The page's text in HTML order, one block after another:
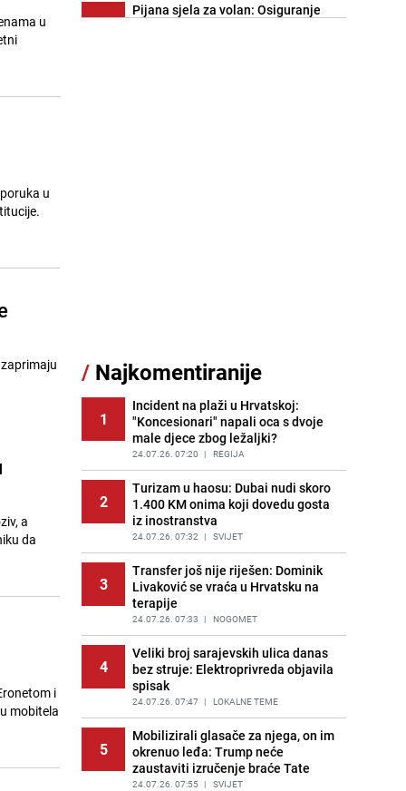
u
u
a
da
i
mobitela
7
Pijana sjela za volan: Osiguranje
"Pokazujete silno neznanje"
12
Kao iz slastičarne: Rolada od
čokolade i kokosa bez pečenja,
jednostavan desert bez imalo muke
PRIJE 2 DANA | RECEPTI
13
Pojavili su vam se mravi u kući? Bez
brige, ovo su najbolji načini da ih se
riješite
PRIJE 2 DANA | ŽIVOT I STIL
14
Kako izgleda travnjak stadiona
Koševo nakon tri koncerta Dine
Merlina
PRIJE 2 DANA | FOTO
15
Tajna savršenog makedonskog
ajvara: Stari recept za kremast i
bogat okus
PRIJE 1 DAN | RECEPTI
/ Najkomentiranije
1
Incident na plaži u Hrvatskoj:
"Koncesionari" napali oca s dvoje
male djece zbog ležaljki?
24.07.26. 07:20 | REGIJA
2
Turizam u haosu: Dubai nudi skoro
1.400 KM onima koji dovedu gosta
iz inostranstva
24.07.26. 07:32 | SVIJET
3
Transfer još nije riješen: Dominik
Livaković se vraća u Hrvatsku na
terapije
24.07.26. 07:33 | NOGOMET
4
Veliki broj sarajevskih ulica danas
bez struje: Elektroprivreda objavila
spisak
24.07.26. 07:47 | LOKALNE TEME
5
Mobilizirali glasače za njega, on im
okrenuo leđa: Trump neće
zaustaviti izručenje braće Tate
24.07.26. 07:55 | SVIJET